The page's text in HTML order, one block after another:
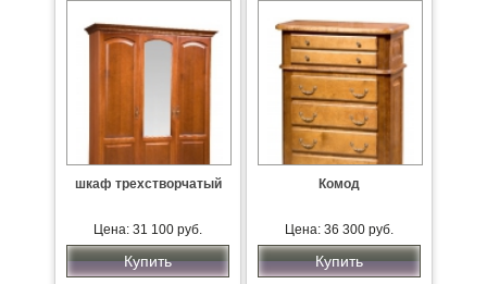
шкаф трехстворчатый
Цена: 31 100 руб.
Купить
Комод
Цена: 36 300 руб.
Купить